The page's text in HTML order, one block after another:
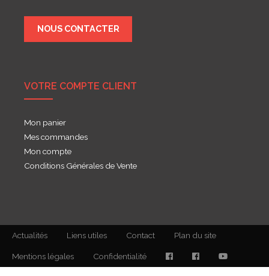
NOUS CONTACTER
VOTRE COMPTE CLIENT
Mon panier
Mes commandes
Mon compte
Conditions Générales de Vente
Actualités Liens utiles Contact Plan du site
Mentions légales Confidentialité